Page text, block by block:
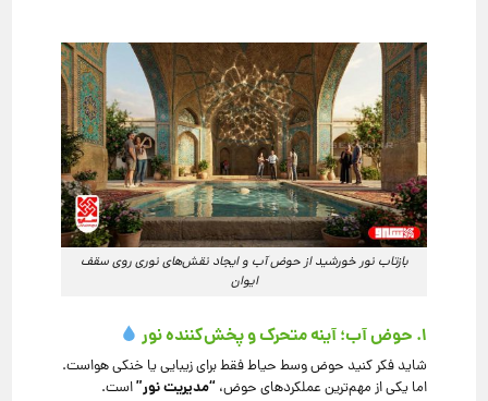
بازتاب نور خورشید از حوض آب و ایجاد نقش‌های نوری روی سقف
ایوان
۱. حوض آب؛ آینه متحرک و پخش‌کننده نور
شاید فکر کنید حوض وسط حیاط فقط برای زیبایی یا خنکی هواست.
اما یکی از مهم‌ترین عملکردهای حوض، “مدیریت نور”است.